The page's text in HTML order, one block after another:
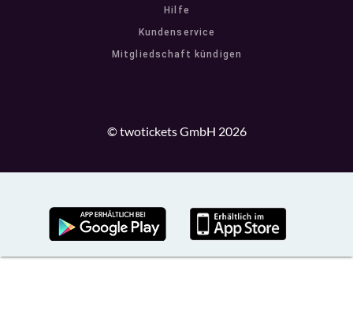
Hilfe
Kundenservice
Mitgliedschaft kündigen
© twotickets GmbH 2026